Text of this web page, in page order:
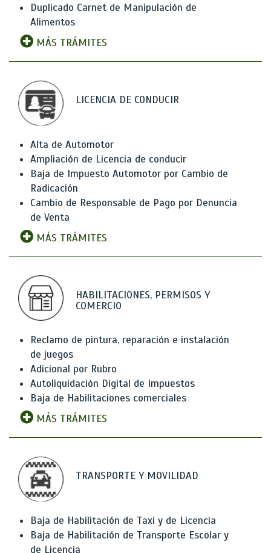
Duplicado Carnet de Manipulación de
Alimentos
MÁS TRÁMITES
LICENCIA DE CONDUCIR
Alta de Automotor
Ampliación de Licencia de conducir
Baja de Impuesto Automotor por Cambio de
Radicación
Cambio de Responsable de Pago por Denuncia
de Venta
MÁS TRÁMITES
HABILITACIONES, PERMISOS Y
COMERCIO
Reclamo de pintura, reparación e instalación
de juegos
Adicional por Rubro
Autoliquidación Digital de Impuestos
Baja de Habilitaciones comerciales
MÁS TRÁMITES
TRANSPORTE Y MOVILIDAD
Baja de Habilitación de Taxi y de Licencia
Baja de Habilitación de Transporte Escolar y
de Licencia